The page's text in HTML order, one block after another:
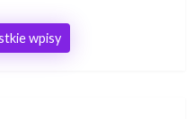
wpisy